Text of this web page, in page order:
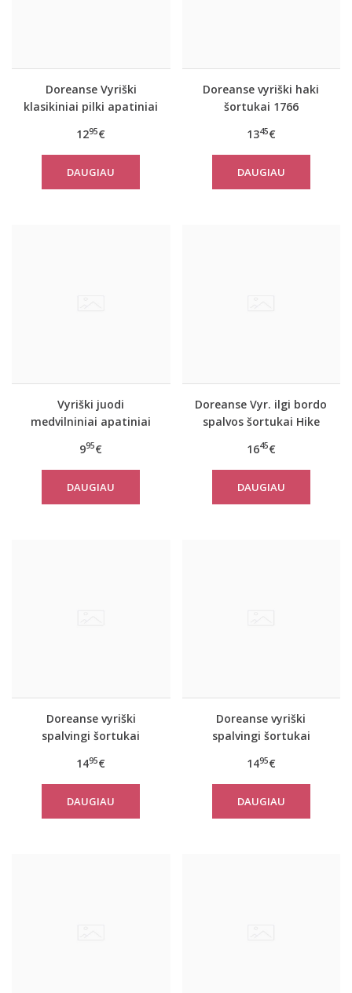
Doreanse Vyriški
klasikiniai pilki apatiniai
1295€
DAUGIAU
Doreanse vyriški haki
šortukai 1766
1345€
DAUGIAU
Vyriški juodi
medvilniniai apatiniai
995€
DAUGIAU
Doreanse Vyr. ilgi bordo
spalvos šortukai Hike
1645€
DAUGIAU
Doreanse vyriški
spalvingi šortukai
1495€
DAUGIAU
Doreanse vyriški
spalvingi šortukai
1495€
DAUGIAU